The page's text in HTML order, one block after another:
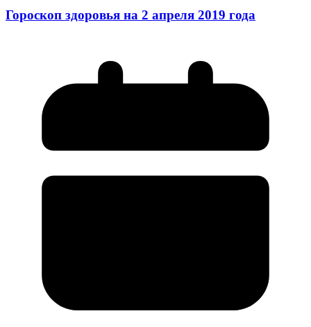
Гороскоп здоровья на 2 апреля 2019 года